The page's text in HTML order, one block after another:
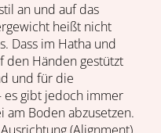
an und auf das
heißt nicht
Dass im Hatha und
den Händen gestützt
und für die
es gibt jedoch immer
Boden abzusetzen.